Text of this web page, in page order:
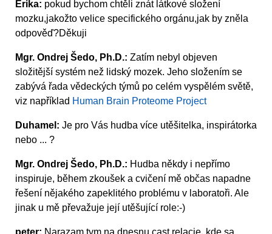
Erika: pokud bychom chtěli znát látkové složení
mozku,jakožto velice specifického orgánu,jak by zněla
odpověď?Děkuji
Mgr. Ondrej Šedo, Ph.D.: Zatím nebyl objeven
složitější systém než lidský mozek. Jeho složením se
zabývá řada vědeckých týmů po celém vyspělém světě,
viz například Human Brain Proteome Project
Duhamel: Je pro Vás hudba více utěšitelka, inspirátorka
nebo ... ?
Mgr. Ondrej Šedo, Ph.D.: Hudba někdy i nepřímo
inspiruje, během zkoušek a cvičení mě občas napadne
řešení nějakého zapeklitého problému v laboratoři. Ale
jinak u mě převažuje její utěšující role:-)